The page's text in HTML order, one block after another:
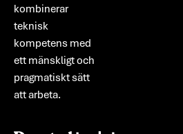
kombinerar
teknisk
kompetens med
ett mänskligt och
pragmatiskt sätt
att arbeta.